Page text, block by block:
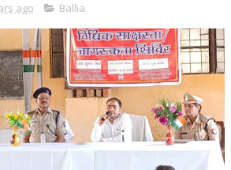
ago Ballia